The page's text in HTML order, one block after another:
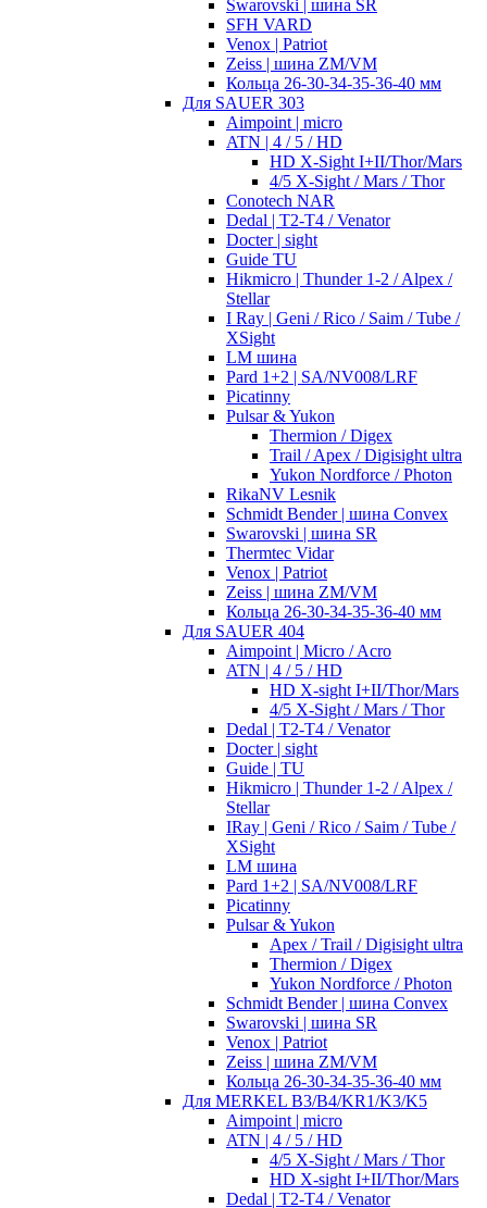
Swarovski | шина SR
SFH VARD
Venox | Patriot
Zeiss | шина ZM/VM
Кольца 26-30-34-35-36-40 мм
Для SAUER 303
Aimpoint | micro
ATN | 4 / 5 / HD
HD X-Sight I+II/Thor/Mars
4/5 X-Sight / Mars / Thor
Conotech NAR
Dedal | T2-T4 / Venator
Docter | sight
Guide TU
Hikmicro | Thunder 1-2 / Alpex /
Stellar
I Ray | Geni / Rico / Saim / Tube /
XSight
LM шина
Pard 1+2 | SA/NV008/LRF
Picatinny
Pulsar & Yukon
Thermion / Digex
Trail / Apex / Digisight ultra
Yukon Nordforce / Photon
RikaNV Lesnik
Schmidt Bender | шина Convex
Swarovski | шина SR
Thermtec Vidar
Venox | Patriot
Zeiss | шина ZM/VM
Кольца 26-30-34-35-36-40 мм
Для SAUER 404
Aimpoint | Micro / Acro
ATN | 4 / 5 / HD
HD X-sight I+II/Thor/Mars
4/5 X-Sight / Mars / Thor
Dedal | T2-T4 / Venator
Docter | sight
Guide | TU
Hikmicro | Thunder 1-2 / Alpex /
Stellar
IRay | Geni / Rico / Saim / Tube /
XSight
LM шина
Pard 1+2 | SA/NV008/LRF
Picatinny
Pulsar & Yukon
Apex / Trail / Digisight ultra
Thermion / Digex
Yukon Nordforce / Photon
Schmidt Bender | шина Convex
Swarovski | шина SR
Venox | Patriot
Zeiss | шина ZM/VM
Кольца 26-30-34-35-36-40 мм
Для MERKEL B3/B4/KR1/K3/K5
Aimpoint | micro
ATN | 4 / 5 / HD
4/5 X-Sight / Mars / Thor
HD X-sight I+II/Thor/Mars
Dedal | T2-T4 / Venator